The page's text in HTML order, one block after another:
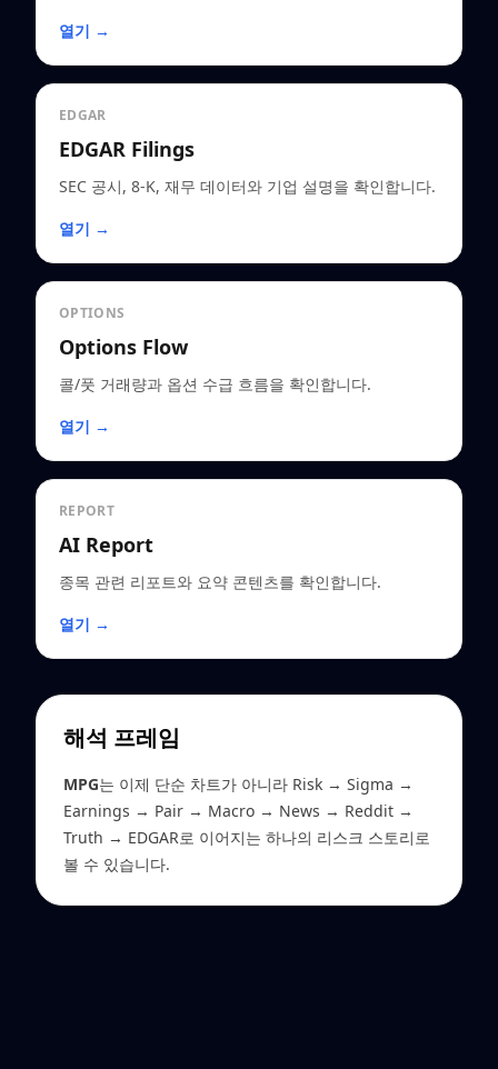
열기 →
EDGAR
EDGAR Filings
SEC 공시, 8-K, 재무 데이터와 기업 설명을 확인합니다.
열기 →
OPTIONS
Options Flow
콜/풋 거래량과 옵션 수급 흐름을 확인합니다.
열기 →
REPORT
AI Report
종목 관련 리포트와 요약 콘텐츠를 확인합니다.
열기 →
해석 프레임
MPG는 이제 단순 차트가 아니라 Risk → Sigma →
Earnings → Pair → Macro → News → Reddit →
Truth → EDGAR로 이어지는 하나의 리스크 스토리로
볼 수 있습니다.